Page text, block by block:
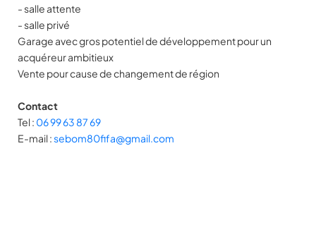
- salle attente
- salle privé
Garage avec gros potentiel de développement pour un
acquéreur ambitieux
Vente pour cause de changement de région
Contact
Tel : 06 99 63 87 69
E-mail :sebom80fifa@gmail.com